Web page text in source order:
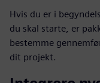
Hvis du er i
du skal starte, er
bestemme
dit projekt.